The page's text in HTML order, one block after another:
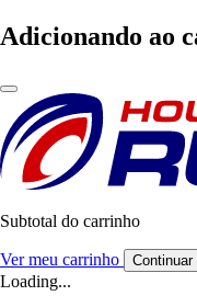
Adicionando ao
Subtotal do carrinho
Ver meu carrinho Continuar
Loading...